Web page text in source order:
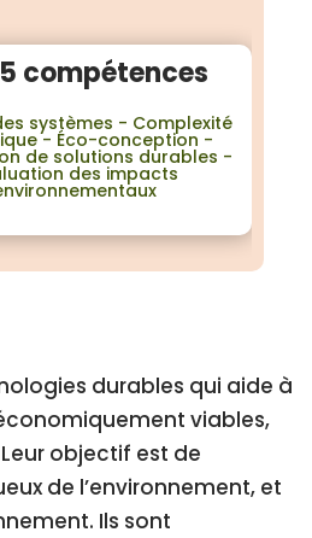
compétences
systèmes - Complexité
- Éco-conception -
de solutions durables -
des impacts
durables qui aide à
viables,
objectif est de
de l’environnement, et
Ils sont